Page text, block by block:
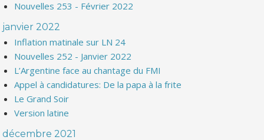
Nouvelles 253 - Février 2022
janvier 2022
Inflation matinale sur LN 24
Nouvelles 252 - Janvier 2022
L’Argentine face au chantage du FMI
Appel à candidatures: De la papa à la frite
Le Grand Soir
Version latine
décembre 2021